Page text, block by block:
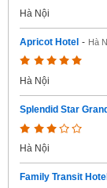
Hà Nội
Apricot Hotel - Hà
Hà Nội
Splendid Star
Hà Nội
Family Transit Hotel